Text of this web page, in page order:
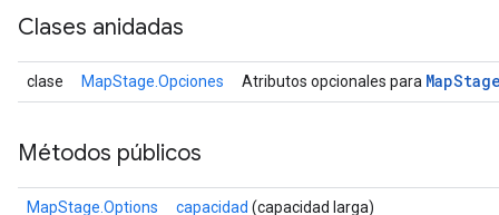
Clases anidadas
clase MapStage.Opciones Atributos opcionales para Map
Métodos públicos
MapStage.Options
capacidad (capacidad larga)